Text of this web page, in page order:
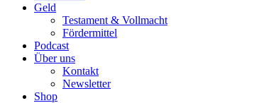
Geld
Testament & Vollmacht
Fördermittel
Podcast
Über uns
Kontakt
Newsletter
Shop